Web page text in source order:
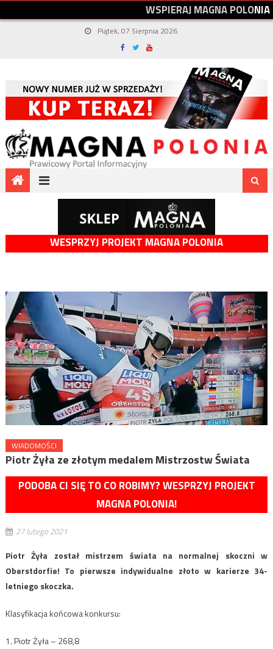
WSPIERAJMAGNAPOLONIA
Piątek, 07 Sierpnia 2026
WESPRZYJ PROJEKT MAGNA POLONIA
WIADOMOŚCI
Piotr Żyła ze złotym medalem Mistrzostw Świata
PODOBA CI SIĘ TO CO ROBIMY? WESPRZYJ PROJEKT
MAGNA POLONIA!
27 lutego 2021
Piotr Żyła został mistrzem świata na normalnej skoczni w
Oberstdorfie! To pierwsze indywidualne złoto w karierze 34-
letniego skoczka.
Klasyfikacja końcowa konkursu:
1. Piotr Żyła – 268,8